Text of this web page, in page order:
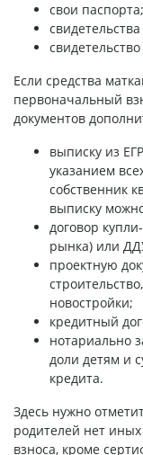
свои паспорта;
Если средства
первоначальный
документов
выписку из
указанием
собственник
выписку
договор
рынка) или
проектную
новостройки;
кредитный
нотариально
доли детям и
кредита.
Здесь нужно
родителей нет
взноса, кроме